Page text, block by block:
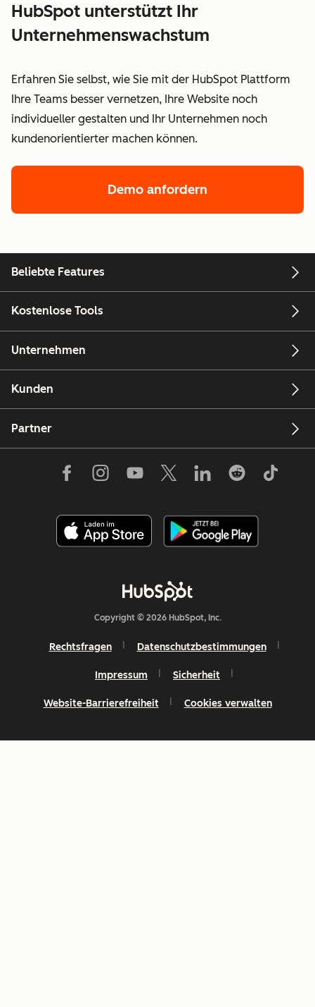
HubSpot unterstützt Ihr
Unternehmenswachstum
Erfahren Sie selbst, wie Sie mit der HubSpot Plattform
Ihre Teams besser vernetzen, Ihre Website noch
individueller gestalten und Ihr Unternehmen noch
kundenorientierter machen können.
Demo anfordern
Beliebte Features
Kostenlose Tools
Unternehmen
Kunden
Partner
Copyright © 2026 HubSpot, Inc.
Rechtsfragen Datenschutzbestimmungen
Impressum Sicherheit
Website-Barrierefreiheit Cookies verwalten